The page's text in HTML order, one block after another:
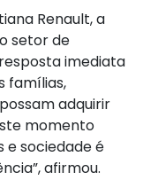
Renault, a
setor de
imediata
famílias,
adquirir
momento
e sociedade é
afirmou.